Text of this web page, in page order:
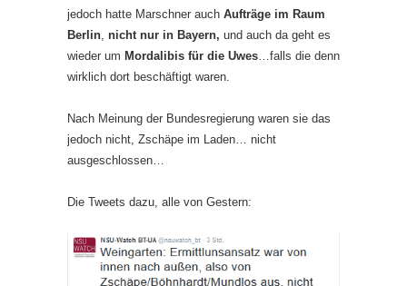
jedoch hatte Marschner auch Aufträge im Raum
Berlin nicht nur in Bayern, und auch da geht es
wieder um Mordalibis für die Uwes …falls die denn
wirklich dort beschäftigt waren.
Nach Meinung der Bundesregierung waren sie das
jedoch nicht, Zschäpe im Laden… nicht
ausgeschlossen…
Die Tweets dazu, alle von Gestern: